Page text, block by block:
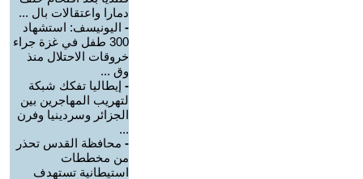
دمارا واعتقالات بال ...
- اليونيسف: استشهاد
300 طفل في غزة جراء
خروقات الاحتلال منذ
وق ...
- إيطاليا تفكك شبكة
لتهريب المهاجرين بين
الجزائر وسردينيا وفرن
...
- محافظة القدس تحذر
من مخططات
استيطانية تستهدف